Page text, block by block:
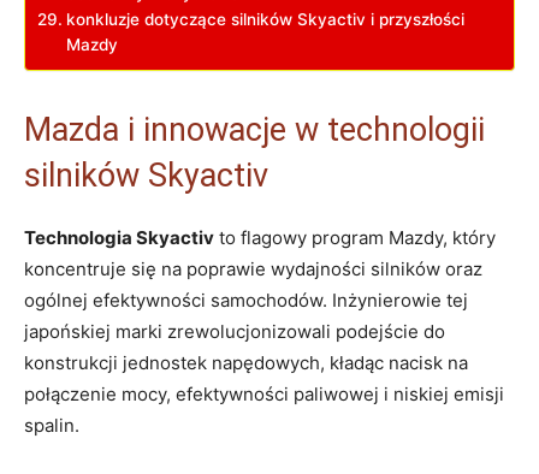
konkluzje​ dotyczące silników ⁢Skyactiv i przyszłości
Mazdy
Mazda i innowacje w technologii‌
silników‌ Skyactiv
Technologia Skyactiv to flagowy program Mazdy, ‍który
koncentruje​ się na‌ poprawie wydajności silników oraz
⁣ogólnej efektywności samochodów. Inżynierowie tej
⁣japońskiej marki zrewolucjonizowali⁣ podejście do
konstrukcji⁢ jednostek napędowych, ⁣kładąc ⁤nacisk na
⁣połączenie mocy, ​efektywności paliwowej i niskiej emisji
spalin.